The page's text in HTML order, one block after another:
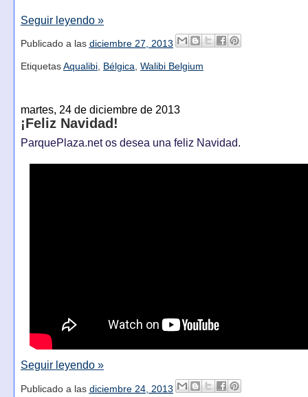
Seguir leyendo »
Publicado a las diciembre 27, 2013
Etiquetas Aqualibi, Bélgica, Walibi Belgium
martes, 24 de diciembre de 2013
¡Feliz Navidad!
ParquePlaza.net os desea una feliz Navidad.
Seguir leyendo »
Publicado a las diciembre 24, 2013